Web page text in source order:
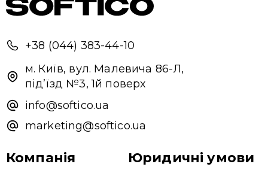
+38 (044) 383-44-10
м. Київ, вул. Малевича 86-Л,
під’їзд №3, 1й поверх
info@softico.ua
marketing@softico.ua
Компанія Юридичні умови